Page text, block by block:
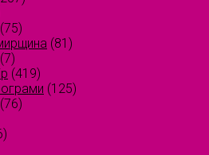
(75)
(81)
(7)
(419)
(125)
(76)